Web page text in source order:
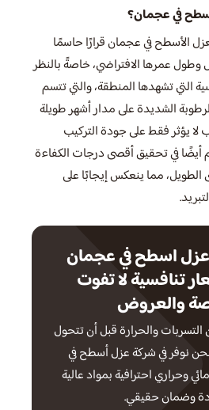
في عجمان؟
الأسطح في عجمان قرارًا حاسمًا
وطول عمرها الافتراضي، خاصةً بالنظر
التي تشهدها المنطقة، والتي تتسم
الشديدة على مدار أشهر طويلة
لا يؤثر فقط على جودة التركيب
أيضًا في تحقيق أقصى درجات الكفاءة
الطويل، مما ينعكس إيجابًا على
اسطح في عجمان
تنافسية لا تفوت
والعروض
والحرارة قبل أن تتحول
نوفر في شركة عزل أسطح في
وحراري احترافية بمواد عالية
وضمان حقيقي.